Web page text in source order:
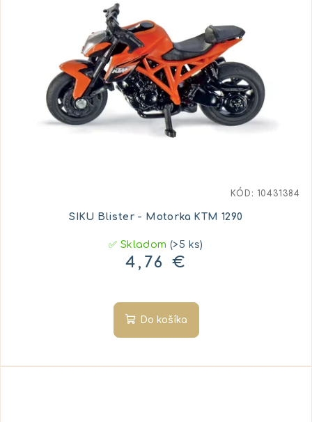
SIKU Blister - Motorka KTM 1290
✅ Skladom(>5 ks)
4,76 €
Do košíka
KÓD: 10431384